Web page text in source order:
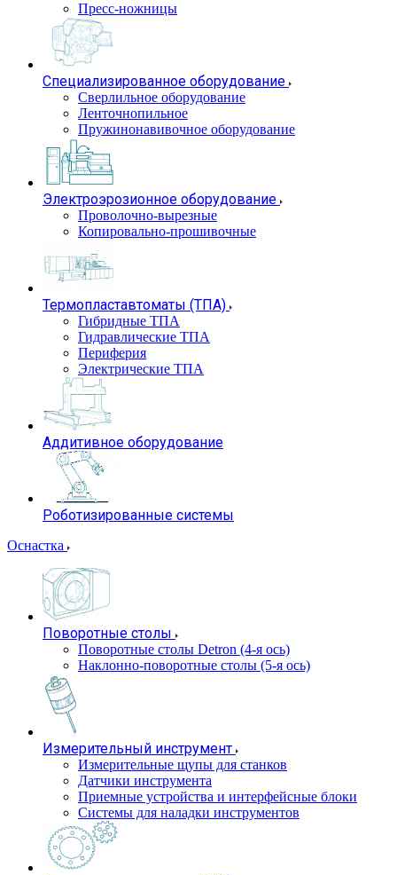
Пресс-ножницы
Специализированное оборудование
Сверлильное оборудование
Ленточнопильное
Пружинонавивочное оборудование
Электроэрозионное оборудование
Проволочно-вырезные
Копировально-прошивочные
Термопластавтоматы (ТПА)
Гибридные ТПА
Гидравлические ТПА
Периферия
Электрические ТПА
Аддитивное оборудование
Роботизированные системы
Оснастка
Поворотные столы
Поворотные столы Detron (4-я ось)
Наклонно-поворотные столы (5-я ось)
Измерительный инструмент
Измерительные щупы для станков
Датчики инструмента
Приемные устройства и интерфейсные блоки
Системы для наладки инструментов